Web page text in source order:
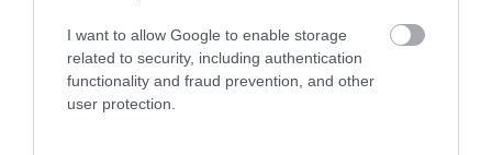
I want to allow Google to enable storage
related to security, including authentication
functionality and fraud prevention, and other
user protection.
συνεχίζουμε πιο
δυναμικά»
Μάριος
Θεμιστοκλέους
στο